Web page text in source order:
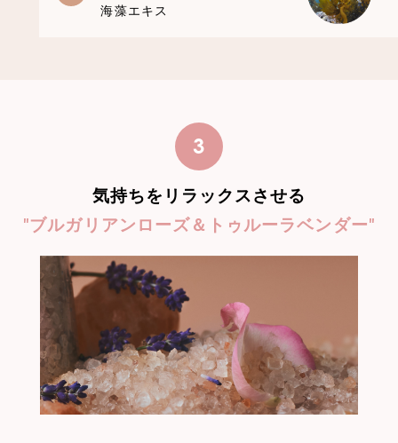
海藻エキス
3
気持ちをリラックスさせる
"ブルガリアンローズ＆トゥルーラベンダー"